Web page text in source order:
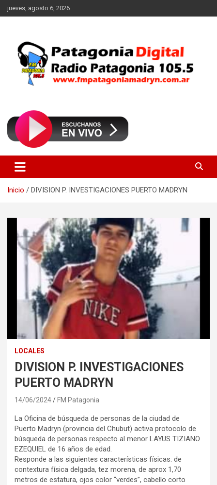
Saltar
al
jueves, agosto 6, 2026
FM Patagonia Madryn
Inicio DIVISION P. INVESTIGACIONES PUERTO MADRYN
LOCALES
DIVISION P. INVESTIGACIONES
PUERTO MADRYN
14/06/2024 FM Patagonia
La Oficina de búsqueda de personas de la ciudad de
Puerto Madryn (provincia del Chubut) activa protocolo de
búsqueda de personas respecto al menor LAYUS TIZIANO
EZEQUIEL de 16 años de edad.
Responde a las siguientes características físicas: de
contextura física delgada, tez morena, de aprox 1,70
metros de estatura, ojos color “verdes”, cabello corto